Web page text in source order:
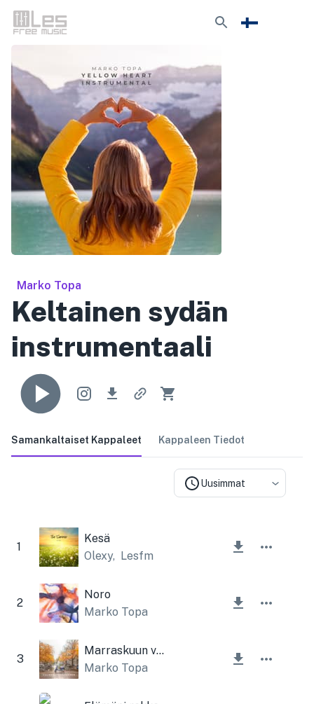
Marko Topa
Keltainen sydän
instrumentaali
Samankaltaiset Kappaleet Kappaleen Tiedot
Uusimmat
1
Kesä
Olexy, Lesfm
2
Noro
Marko Topa
3
Marraskuun värit
Marko Topa